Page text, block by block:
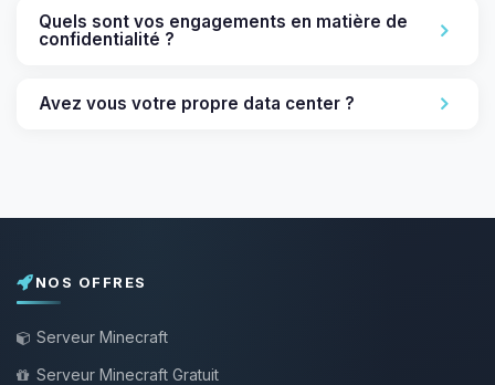
Quels sont vos engagements en matière de
confidentialité ?
Avez vous votre propre data center ?
NOS OFFRES
Serveur Minecraft
Serveur Minecraft Gratuit